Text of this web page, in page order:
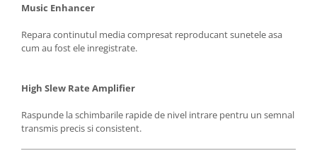
Music Enhancer
Repara continutul media compresat reproducant sunetele asa
cum au fost ele inregistrate.
High Slew Rate Amplifier
Raspunde la schimbarile rapide de nivel intrare pentru un semnal
transmis precis si consistent.